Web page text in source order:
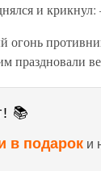
и крикнул:
огонь
праздновали
📚
в подарок и